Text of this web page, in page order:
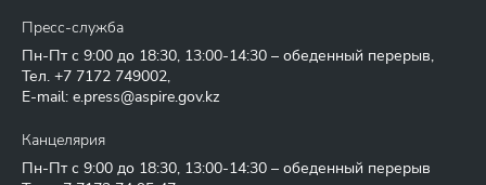
Пресс-служба
Пн-Пт с 9:00 до 18:30, 13:00-14:30 – обеденный перерыв,
Тел. +7 7172 749002,
E-mail: e.press@aspire.gov.kz
Канцелярия
Пн-Пт с 9:00 до 18:30, 13:00-14:30 – обеденный перерыв